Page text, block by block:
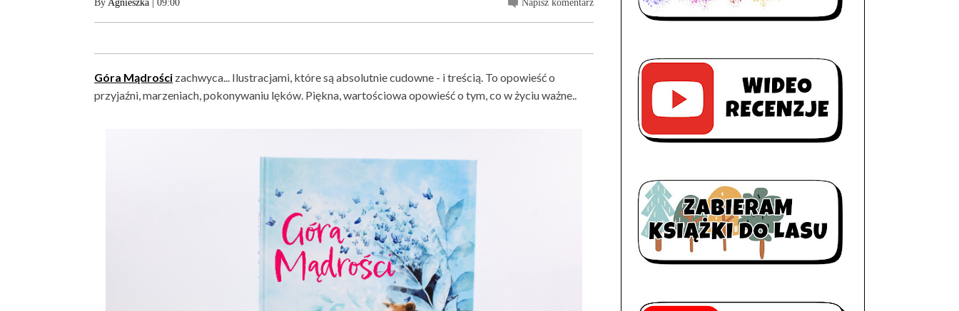
By Agnieszka | 09:00 Napisz komentarz
Góra Mądrości zachwyca... Ilustracjami, które są absolutnie cudowne - i treścią. To opowieść o
przyjaźni, marzeniach, pokonywaniu lęków. Piękna, wartościowa opowieść o tym, co w życiu ważne..